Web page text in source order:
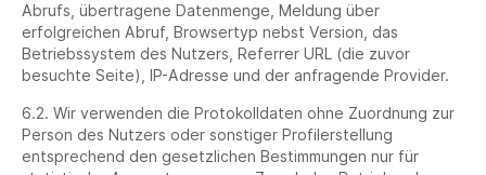
Abrufs, übertragene Datenmenge, Meldung über
erfolgreichen Abruf, Browsertyp nebst Version, das
Betriebssystem des Nutzers, Referrer URL (die zuvor
besuchte Seite), IP-Adresse und der anfragende Provider.
6.2. Wir verwenden die Protokolldaten ohne Zuordnung zur
Person des Nutzers oder sonstiger Profilerstellung
entsprechend den gesetzlichen Bestimmungen nur für